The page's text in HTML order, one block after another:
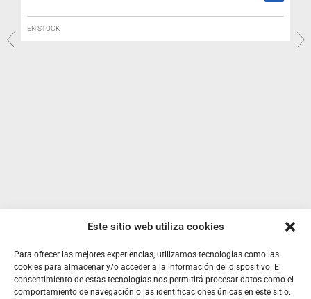
Este sitio web utiliza cookies
Para ofrecer las mejores experiencias, utilizamos tecnologías como las
cookies para almacenar y/o acceder a la información del dispositivo. El
consentimiento de estas tecnologías nos permitirá procesar datos como el
comportamiento de navegación o las identificaciones únicas en este sitio.
EN STOCK